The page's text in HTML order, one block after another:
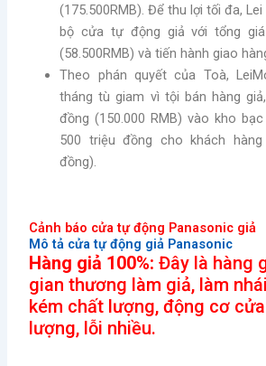
(175.500RMB). Để thu lợi tối đa,
bộ cửa tự động giả với tổng
(58.500RMB) và tiến hành giao
Theo phán quyết của Toà,
tháng tù giam vì tội bán hàng
đồng (150.000 RMB) vào kho
500 triệu đồng cho khách
đồng).
Cảnh báo cửa tự động Panasonic giả
Mô tả cửa tự động giả Panasonic
Hàng giả 100%: Đây là hàng
gian thương làm giả, làm
kém chất lượng, động cơ
lượng, lỗi nhiều.